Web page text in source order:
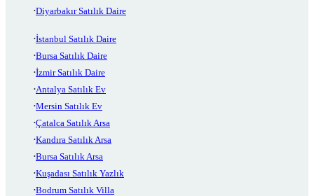
Diyarbakır Satılık Daire
İstanbul Satılık Daire
Bursa Satılık Daire
İzmir Satılık Daire
Antalya Satılık Ev
Mersin Satılık Ev
Çatalca Satılık Arsa
Kandıra Satılık Arsa
Bursa Satılık Arsa
Kuşadası Satılık Yazlık
Bodrum Satılık Villa